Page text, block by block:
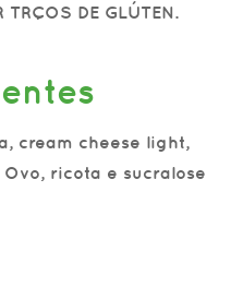
TRÇOS DE GLÚTEN.
cream cheese light,
ricota e sucralose